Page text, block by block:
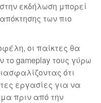
εκδήλωση μπορεί
των πιο
οι παίκτες θα
gameplay τους γύρω
ότι
εργασίες για να
πριν από την